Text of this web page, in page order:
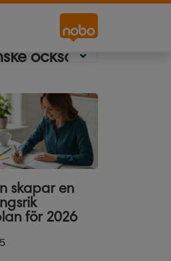
Whiteboards För
Skrivbordet
också
skapar en
för 2026